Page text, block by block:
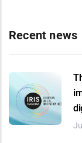
Recent news